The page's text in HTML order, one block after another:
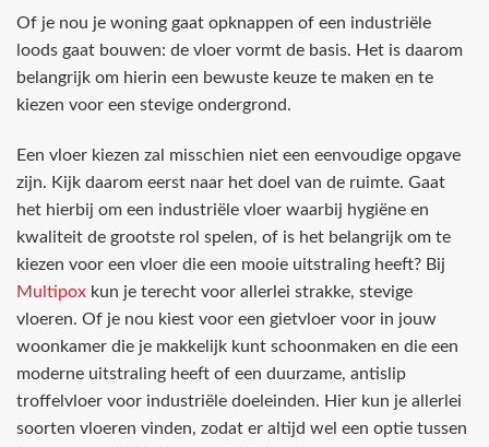
Of je nou je woning gaat opknappen of een industriële
loods gaat bouwen: de vloer vormt de basis. Het is daarom
belangrijk om hierin een bewuste keuze te maken en te
kiezen voor een stevige ondergrond.
Een vloer kiezen zal misschien niet een eenvoudige opgave
zijn. Kijk daarom eerst naar het doel van de ruimte. Gaat
het hierbij om een industriële vloer waarbij hygiëne en
kwaliteit de grootste rol spelen, of is het belangrijk om te
kiezen voor een vloer die een mooie uitstraling heeft? Bij
Multipox kun je terecht voor allerlei strakke, stevige
vloeren. Of je nou kiest voor een gietvloer voor in jouw
woonkamer die je makkelijk kunt schoonmaken en die een
moderne uitstraling heeft of een duurzame, antislip
troffelvloer voor industriële doeleinden. Hier kun je allerlei
soorten vloeren vinden, zodat er altijd wel een optie tussen